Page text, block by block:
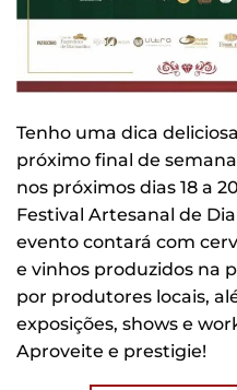
Tenho uma dica
próximo final de
nos próximos dias 18 a
Festival Artesanal de
evento contará com
e vinhos produzidos na
por produtores locais,
exposições, shows e
Aproveite e